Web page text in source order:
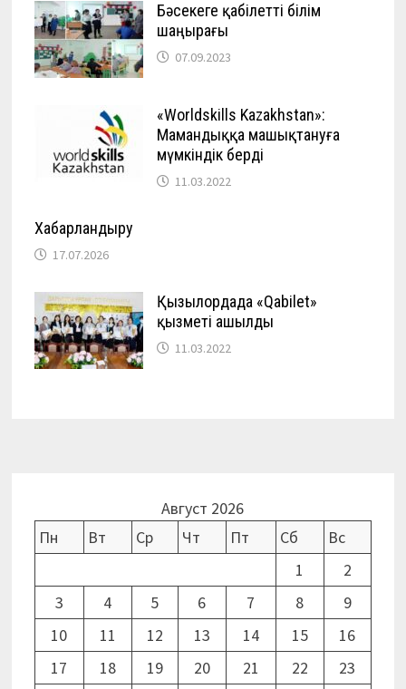
Бәсекеге қабілетті білім
шаңырағы
07.09.2023
«Worldskills Kazakhstan»:
Мамандыққа машықтануға
мүмкіндік берді
11.03.2022
Хабарландыру
17.07.2026
Қызылордада «Qabilet»
қызметі ашылды
11.03.2022
Август 2026
Пн
Вт Ср Чт Пт Сб
Вс
1
2
3
4 5 6 7 8
9
10
11 12 13 14 15
16
17
18 19 20 21 22
23